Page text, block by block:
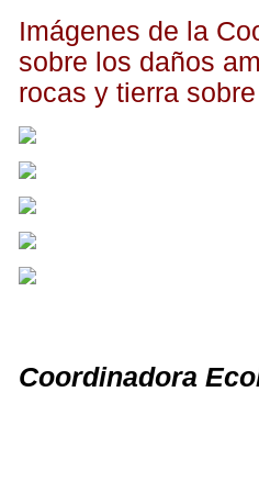
Imágenes de la
sobre los daños
rocas y tierra
Coordinadora